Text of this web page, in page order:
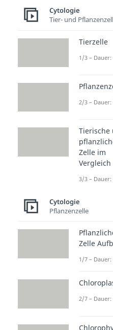
Nach
Studyflix zu
Die
und in
Das
Kopfteil
Cytologie
Tier- und
Tierzelle
1/3 – Dauer:
2/3 – Dauer:
Tierische
Zelle im
Vergleich
3/3 – Dauer:
Cytologie
Pflanzenzelle
Zelle
1/7 – Dauer:
2/7 – Dauer: